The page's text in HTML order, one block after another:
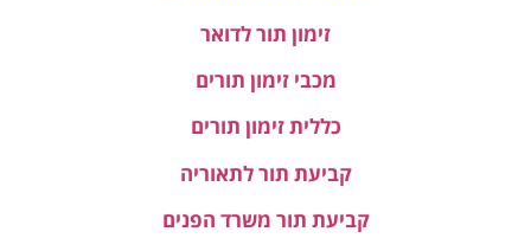
זימון תור לדואר
מכבי זימון תורים
כללית זימון תורים
קביעת תור לתאוריה
קביעת תור משרד הפנים